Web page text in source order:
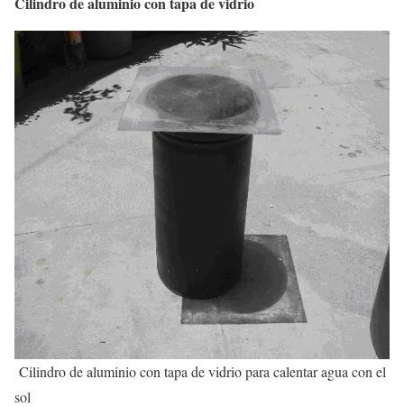
Cilindro de aluminio con tapa de vidrio para calentar agua con el
sol